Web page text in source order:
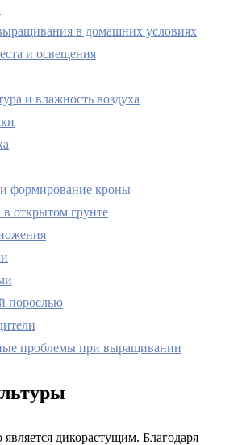
в домашних условиях
и освещения
и влажность воздуха
формирование кроны
открытом грунте
порослью
проблемы при выращивании
является дикорастущим. Благодаря